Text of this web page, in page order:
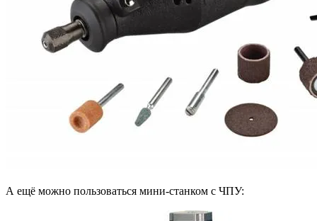
А ещё можно пользоваться мини-станком с ЧПУ: